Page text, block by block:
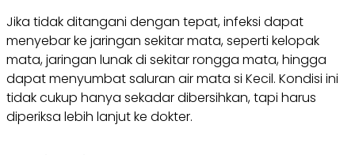
Jika tidak ditangani dengan tepat, infeksi dapat
menyebar ke jaringan sekitar mata, seperti kelopak
mata, jaringan lunak di sekitar rongga mata, hingga
dapat menyumbat saluran air mata si Kecil. Kondisi ini
tidak cukup hanya sekadar dibersihkan, tapi harus
diperiksa lebih lanjut ke dokter.